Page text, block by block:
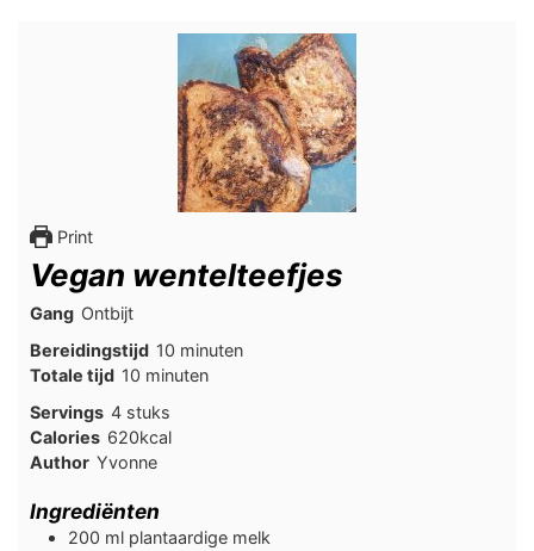
Print
Vegan wentelteefjes
Gang Ontbijt
Bereidingstijd 10minuten
minuten
Totale tijd 10minuten
minuten
Servings 4 stuks
Calories 620kcal
Author Yvonne
Ingrediënten
200 ml plantaardige melk